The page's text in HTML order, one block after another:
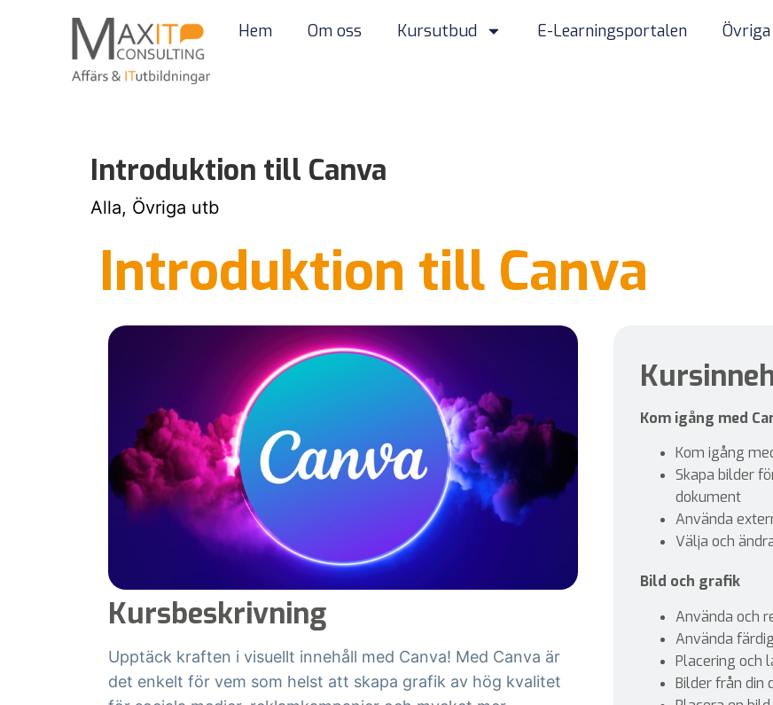
Hem Om oss Kursutbud E-Learningsportalen
Introduktion till Canva
Alla, Övriga utb
Introduktion till Canva
Kursbeskrivning
Upptäck kraften i visuellt innehåll med Canva! Med Canva är
det enkelt för vem som helst att skapa grafik av hög kvalitet
Kom igång med
Kom igång
Skapa bilder
dokument
Använda
Välja och
Bild och grafik
Använda och
Använda
Placering och
Bilder från din